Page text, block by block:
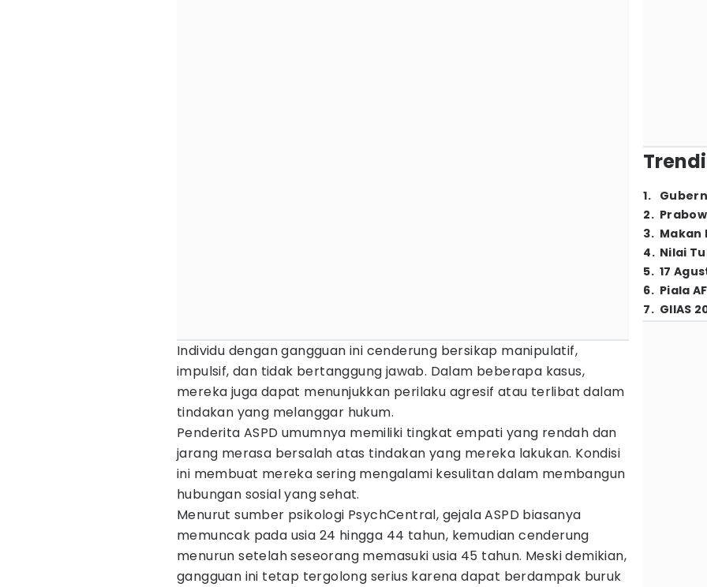
Individu dengan gangguan ini cenderung bersikap manipulatif,
impulsif, dan tidak bertanggung jawab. Dalam beberapa kasus,
mereka juga dapat menunjukkan perilaku agresif atau terlibat dalam
tindakan yang melanggar hukum.
Penderita ASPD umumnya memiliki tingkat empati yang rendah dan
jarang merasa bersalah atas tindakan yang mereka lakukan. Kondisi
ini membuat mereka sering mengalami kesulitan dalam membangun
hubungan sosial yang sehat.
Menurut sumber psikologi PsychCentral, gejala ASPD biasanya
memuncak pada usia 24 hingga 44 tahun, kemudian cenderung
menurun setelah seseorang memasuki usia 45 tahun. Meski demikian,
gangguan ini tetap tergolong serius karena dapat berdampak buruk
1.
2.
3. Makan
4. Nilai
5. 17
6. Piala
7. GIIAS